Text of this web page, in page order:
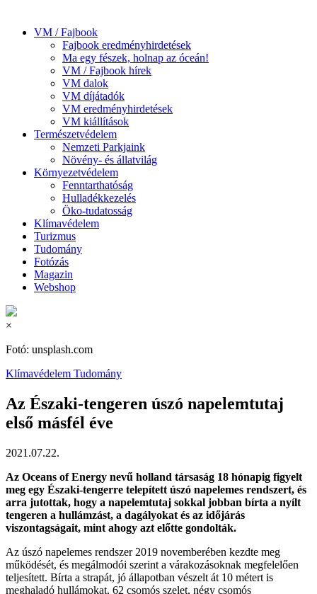
VM / Fajbook
Fajbook eredményhirdetések
Ma egy fészek, holnap az óceán!
VM / Fajbook hírek
VM dalok
VM díjátadók
VM eredményhirdetések
VM kiállítások
Természetvédelem
Nemzeti Parkjaink
Növény- és állatvilág
Környezetvédelem
Fenntarthatóság
Hulladékkezelés
Öko-tudatosság
Klímavédelem
Turizmus
Tudomány
Fotózás
Magazin
Webshop
×
Fotó: unsplash.com
Klímavédelem Tudomány
Az Északi-tengeren úszó napelemtutaj
első másfél éve
2021.07.22.
Az Oceans of Energy nevű holland társaság 18 hónapig figyelt
meg egy Északi-tengerre telepített úszó napelemes rendszert, és
arra jutottak, hogy a napelemtutaj sokkal jobban bírta a nyílt
tengeren a hullámzást, a dagályokat és az időjárás
viszontagságait, mint ahogy azt előtte gondolták.
Az úszó napelemes rendszer 2019 novemberében kezdte meg
működését, és megálmodói szerint a várakozásoknak megfelelően
teljesített. Bírta a strapát, jó állapotban vészelt át 10 métert is
meghaladó hullámokat, 62 csomós szelet, négy csomós